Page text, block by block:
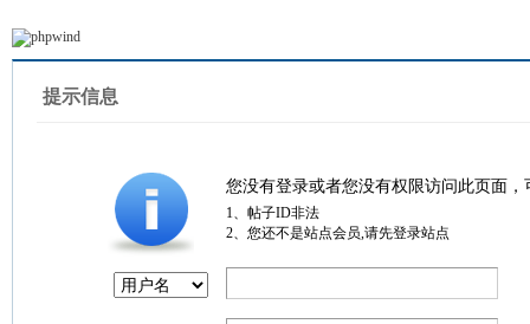
提示信息
您没有登录或者您没有权限访问此页面
1、帖子ID非法
2、您还不是站点会员,请先登录站点